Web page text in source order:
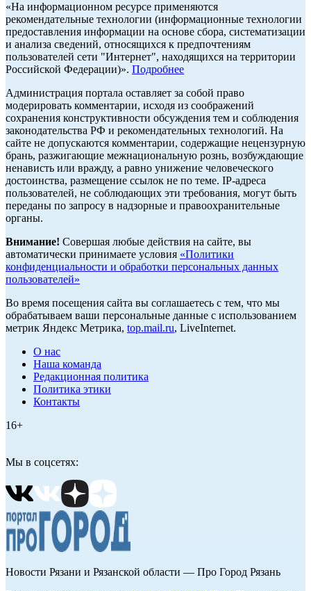
«На информационном ресурсе применяются
рекомендательные технологии (информационные технологии
предоставления информации на основе сбора, систематизации
и анализа сведений, относящихся к предпочтениям
пользователей сети "Интернет", находящихся на территории
Российской Федерации)». Подробнее
Администрация портала оставляет за собой право
модерировать комментарии, исходя из соображений
сохранения конструктивности обсуждения тем и соблюдения
законодательства РФ и рекомендательных технологий. На
сайте не допускаются комментарии, содержащие нецензурную
брань, разжигающие межнациональную рознь, возбуждающие
ненависть или вражду, а равно унижение человеческого
достоинства, размещение ссылок не по теме. IP-адреса
пользователей, не соблюдающих эти требования, могут быть
переданы по запросу в надзорные и правоохранительные
органы.
Внимание! Совершая любые действия на сайте, вы
автоматически принимаете условия «Политики
конфиденциальности и обработки персональных данных
пользователей»
Во время посещения сайта вы соглашаетесь с тем, что мы
обрабатываем ваши персональные данные с использованием
метрик Яндекс Метрика, top.mail.ru, LiveInternet.
О нас
Наша команда
Редакционная политика
Политика этики
Контакты
16+
Мы в соцсетях:
Новости Рязани и Рязанской области — Про Город Рязань